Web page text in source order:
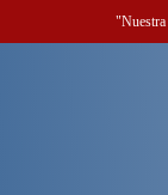
"Nuestra